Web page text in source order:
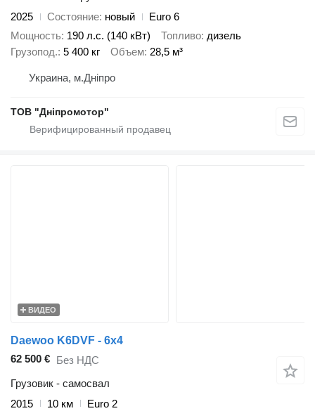
2025
Состояние новый
Euro 6
Мощность 190 л.с. (140 кВт) Топливо дизель
Грузопод. 5 400 кг Объем 28,5 м³
Украина, м.Дніпро
ТОВ "Дніпромотор"
ВИДЕО
Daewoo K6DVF - 6x4
62 500 € Без НДС
Грузовик - самосвал
2015
10 км
Euro 2